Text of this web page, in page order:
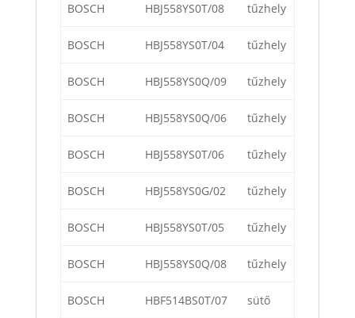
BOSCH HBJ558YS0T/08 tűzhely
BOSCH HBJ558YS0T/04 tűzhely
BOSCH HBJ558YS0Q/09 tűzhely
BOSCH HBJ558YS0Q/06 tűzhely
BOSCH HBJ558YS0T/06 tűzhely
BOSCH HBJ558YS0G/02 tűzhely
BOSCH HBJ558YS0T/05 tűzhely
BOSCH HBJ558YS0Q/08 tűzhely
BOSCH HBF514BS0T/07 sütő